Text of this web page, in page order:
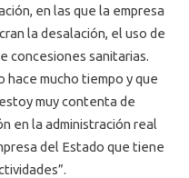
en las que la empresa
la desalación, el uso de
concesiones sanitarias.
hace mucho tiempo y que
muy contenta de
en la administración real
del Estado que tiene